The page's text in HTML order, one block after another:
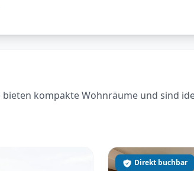
kompakte Wohnräume und sind
Direkt buchbar